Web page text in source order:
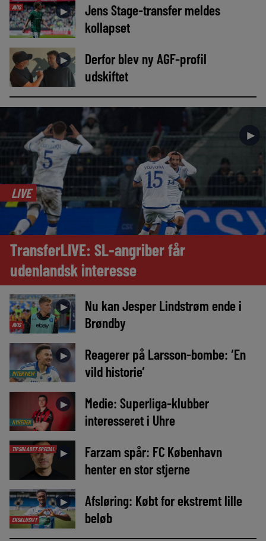
AVIS ►
Jens Stage-transfer meldes
kollapset
►
Derfor blev ny AGF-profil
udskiftet
►
LIVE
TransferLIVE: SL-angriber får
udenlandsk interesse
AVIS
►
Nu kan Jesper Lindstrøm ende i
Brøndby
INTERVIEW
►
Reagerer på Larsson-bombe: ‘En
vild historie’
NYHEDER
►
Medie: Superliga-klubber
interesseret i Uhre
TIPSBLADET SPECIAL ►
Farzam spår: FC København
henter en stor stjerne
EKSKLUSIVT
►
Afsløring: Købt for ekstremt lille
beløb